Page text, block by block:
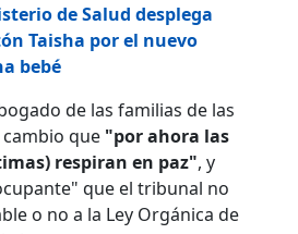
de Salud desplega
Taisha por el nuevo
bebé
de las familias de las
que "por ahora las
respiran en paz", y
que el tribunal no
o no a la Ley Orgánica de